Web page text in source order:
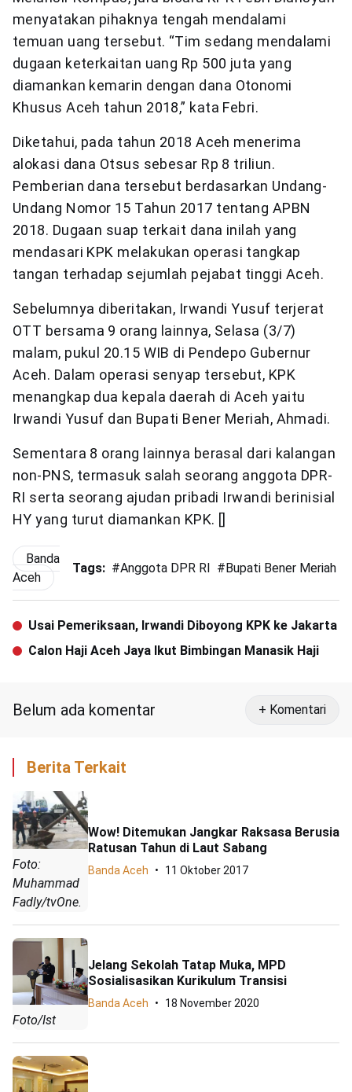
menyatakan pihaknya tengah mendalami
temuan uang tersebut. “Tim sedang mendalami
dugaan keterkaitan uang Rp 500 juta yang
diamankan kemarin dengan dana Otonomi
Khusus Aceh tahun 2018,” kata Febri.
Diketahui, pada tahun 2018 Aceh menerima
alokasi dana Otsus sebesar Rp 8 triliun.
Pemberian dana tersebut berdasarkan Undang-
Undang Nomor 15 Tahun 2017 tentang APBN
2018. Dugaan suap terkait dana inilah yang
mendasari KPK melakukan operasi tangkap
tangan terhadap sejumlah pejabat tinggi Aceh.
Sebelumnya diberitakan, Irwandi Yusuf terjerat
OTT bersama 9 orang lainnya, Selasa (3/7)
malam, pukul 20.15 WIB di Pendepo Gubernur
Aceh. Dalam operasi senyap tersebut, KPK
menangkap dua kepala daerah di Aceh yaitu
Irwandi Yusuf dan Bupati Bener Meriah, Ahmadi.
Sementara 8 orang lainnya berasal dari kalangan
non-PNS, termasuk salah seorang anggota DPR-
RI serta seorang ajudan pribadi Irwandi berinisial
HY yang turut diamankan KPK. []
Banda
Aceh
Tags: #Anggota DPR RI # Bupati Bener Meriah
Usai Pemeriksaan, Irwandi Diboyong KPK ke Jakarta
Calon Haji Aceh Jaya Ikut Bimbingan Manasik Haji
Belum ada komentar + Komentari
Berita Terkait
Foto:
Muhammad
Fadly/tvOne.
Wow! Ditemukan Jangkar Raksasa Berusia
Ratusan Tahun di Laut Sabang
Banda Aceh 11 Oktober 2017
Foto/Ist
Jelang Sekolah Tatap Muka, MPD
Sosialisasikan Kurikulum Transisi
Banda Aceh 18 November 2020